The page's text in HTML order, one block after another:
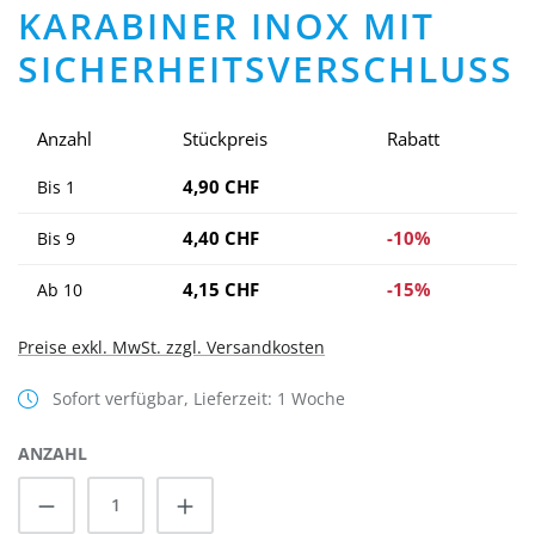
KARABINER INOX MIT
SICHERHEITSVERSCHLUSS
Anzahl Stückpreis Rabatt
Bis 1 4,90 CHF
Bis 9 4,40 CHF -10%
Ab 10 4,15 CHF -15%
Preise exkl. MwSt. zzgl. Versandkosten
Sofort verfügbar, Lieferzeit: 1 Woche
ANZAHL
Produkt Anzahl: Gib den gewünschten